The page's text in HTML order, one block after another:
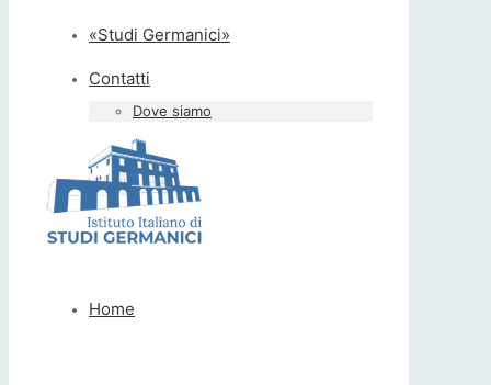
«Studi Germanici»
Contatti
Dove siamo
Home